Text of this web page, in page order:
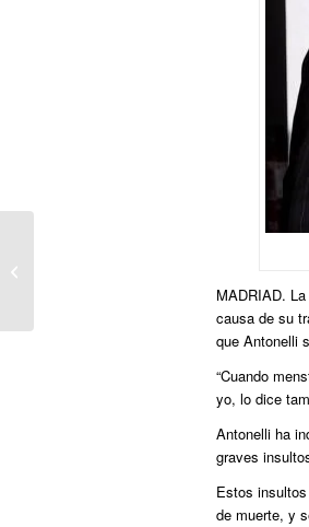
MADRIAD.
causa de su
que Antonelli
“Cuando
yo, lo dice
Antonelli ha
graves
Estos
de muerte, y